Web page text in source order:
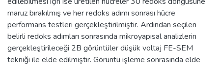
maruz bırakılmış ve her redoks adımı sonrası hücre
performans testleri gerçekleştirilmiştir. Ardından seçilen
belirli redoks adımları sonrasında mikroyapısal analizlerin
gerçekleştirileceği 2B görüntüler düşük voltaj FE-SEM
tekniği ile elde edilmiştir. Görüntü işleme sonrasında elde